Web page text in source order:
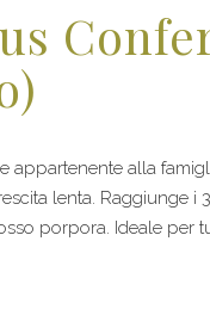
appartenente alla
lenta. Raggiunge
porpora. Ideale per